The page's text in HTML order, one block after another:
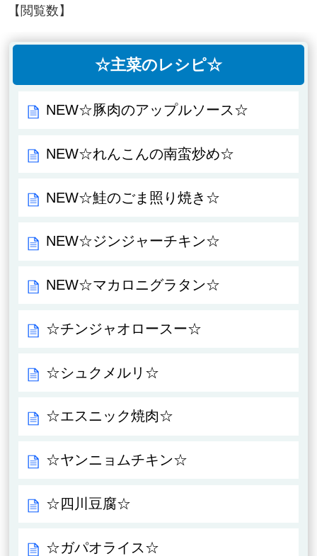
【閲覧数】
☆主菜のレシピ☆
NEW☆豚肉のアップルソース☆
NEW☆れんこんの南蛮炒め☆
NEW☆鮭のごま照り焼き☆
NEW☆ジンジャーチキン☆
NEW☆マカロニグラタン☆
☆チンジャオロースー☆
☆シュクメルリ☆
☆エスニック焼肉☆
☆ヤンニョムチキン☆
☆四川豆腐☆
☆ガパオライス☆